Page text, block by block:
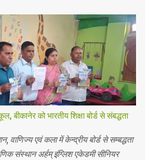
बीकानेर को भारतीय शिक्षा बोर्ड से संबद्धता
एवं कला में केन्द्रीय बोर्ड से सम्बद्धता
संस्थान अर्हम् इंग्लिश एकेडमी सीनियर